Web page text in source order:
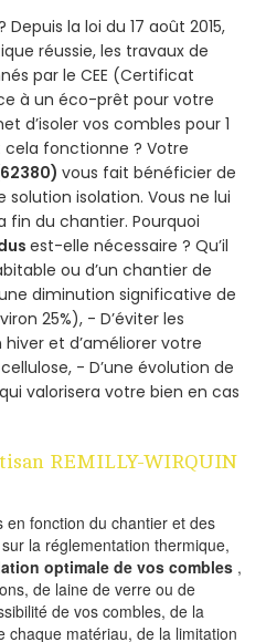
la loi du 17 août 2015,
réussie, les travaux de
par le CEE (Certificat
à un éco-prêt pour votre
d’isoler vos combles pour 1
fonctionne ? Votre
vous fait bénéficier de
isolation. Vous ne lui
fin du chantier. Pourquoi
est-elle nécessaire ? Qu’il
ou d’un chantier de
diminution significative de
25%), - D’éviter les
et d’améliorer votre
- D’une évolution de
valorisera votre bien en cas
REMILLY-WIRQUIN
en fonction du chantier et des
la réglementation thermique,
optimale de vos combles ,
de laine de verre ou de
de vos combles, de la
chaque matériau, de la limitation